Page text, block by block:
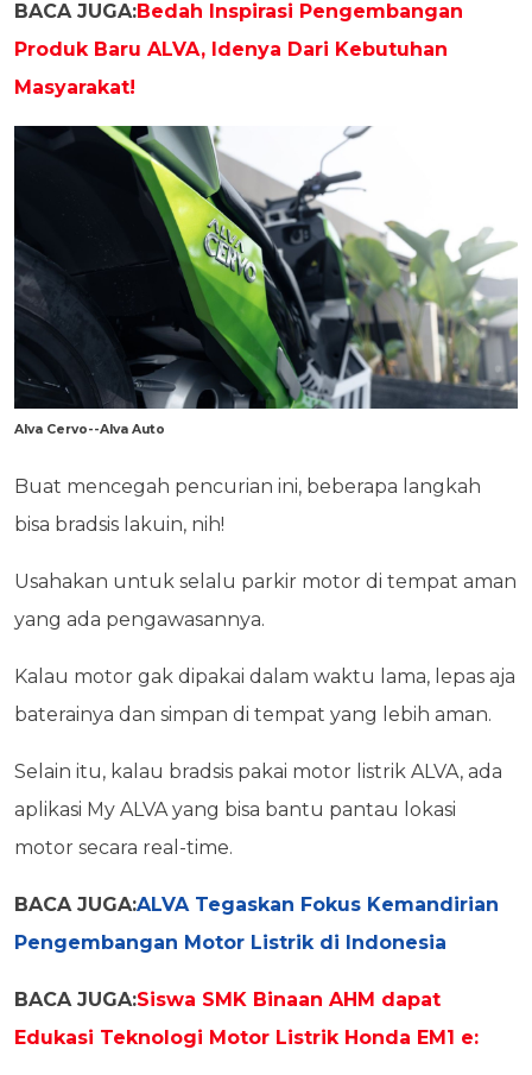
BACA JUGA:Bedah Inspirasi Pengembangan
Produk Baru ALVA, Idenya Dari Kebutuhan
Masyarakat!
Alva Cervo--Alva Auto
Buat mencegah pencurian ini, beberapa langkah
bisa bradsis lakuin, nih!
Usahakan untuk selalu parkir motor di tempat aman
yang ada pengawasannya.
Kalau motor gak dipakai dalam waktu lama, lepas aja
baterainya dan simpan di tempat yang lebih aman.
Selain itu, kalau bradsis pakai motor listrik ALVA, ada
aplikasi My ALVA yang bisa bantu pantau lokasi
motor secara real-time.
BACA JUGA:ALVA Tegaskan Fokus Kemandirian
Pengembangan Motor Listrik di Indonesia
BACA JUGA:Siswa SMK Binaan AHM dapat
Edukasi Teknologi Motor Listrik Honda EM1 e: